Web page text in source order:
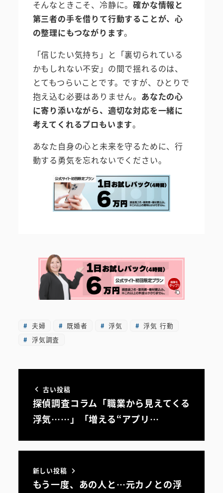
そんなときこそ、冷静に。確かな情報と
第三者の手を借りて行動することが、心
の整理にもつながります。
「信じたい気持ち」と「裏切られている
かもしれない不安」の間で揺れるのは、
とてもつらいことです。ですが、ひとりで
抱え込む必要はありません。 あなたの心
に寄り添いながら、適切な対応を一緒に
考えてくれるプロもいます。
あなた自身の心と未来を守るために、行
動する勇気を忘れないでください。
夫婦 既婚者 浮気
浮気 行動
浮気調査
古い投稿
探偵調査コラム「職業から見えてくる
浮気……」「増える“アプリ…
新しい投稿
もう一度、あの人と…元カノとの浮